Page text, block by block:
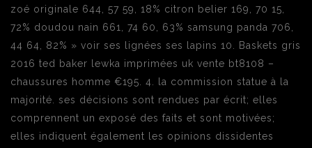
zoé originale 644, 57 59, 18% citron belier 169, 70 15,
72% doudou nain 661, 74 60, 63% samsung panda 706,
44 64, 82% » voir ses lignées ses lapins 10. Baskets gris
2016 ted baker lewka imprimées uk vente bt8108 –
chaussures homme €195. 4. la commission statue à la
majorité. ses décisions sont rendues par écrit; elles
comprennent un exposé des faits et sont motivées;
elles indiquent également les opinions dissidentes